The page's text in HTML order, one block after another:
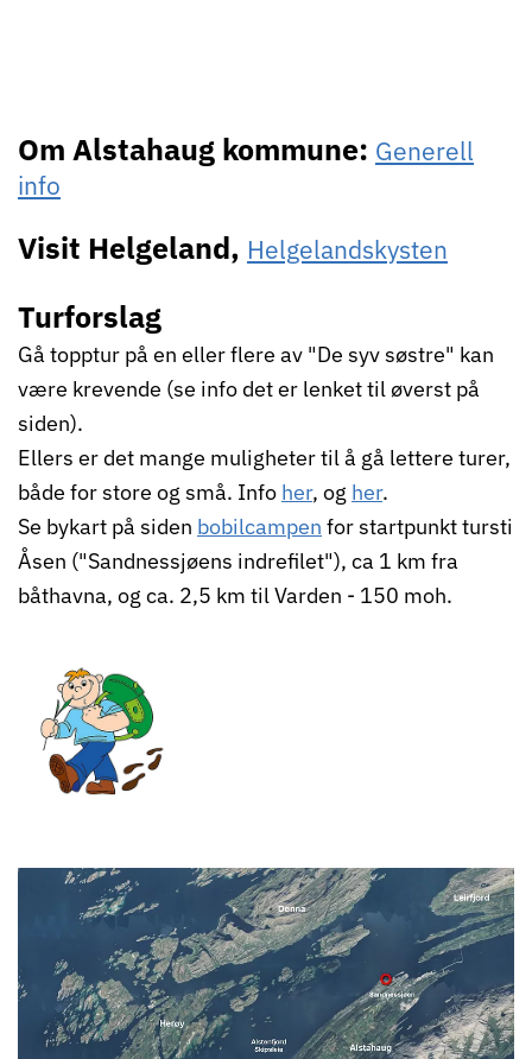
Om Alstahaug kommune: Generell
info
Visit Helgeland, Helgelandskysten
Turforslag
Gå topptur på en eller flere av "De syv søstre" kan
være krevende (se info det er lenket til øverst på
siden).
Ellers er det mange muligheter til å gå lettere turer,
både for store og små. Info her, og her.
Se bykart på siden bobilcampen for startpunkt tursti
Åsen ("Sandnessjøens indrefilet"), ca 1 km fra
båthavna, og ca. 2,5 km til Varden - 150 moh.